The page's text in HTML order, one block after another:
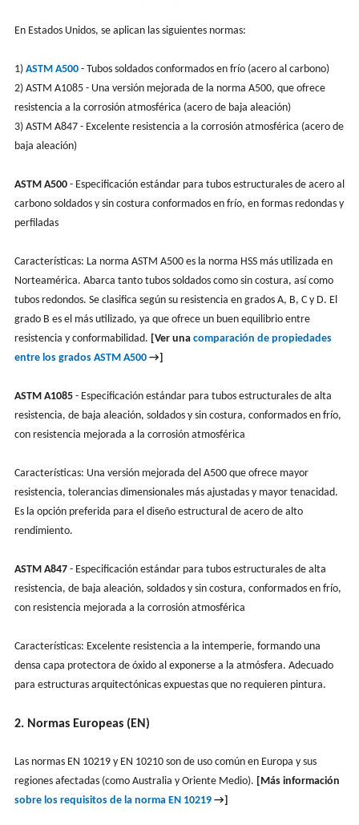
En Estados Unidos, se aplican las siguientes normas:
1) ASTM A500- Tubos soldados conformados en frío (acero al carbono)
2) ASTM A1085 - Una versión mejorada de la norma A500, que ofrece
resistencia a la corrosión atmosférica (acero de baja aleación)
3) ASTM A847 - Excelente resistencia a la corrosión atmosférica (acero de
baja aleación)
ASTM A500 - Especificación estándar para tubos estructurales de acero al
carbono soldados y sin costura conformados en frío, en formas redondas y
perfiladas
Características: La norma ASTM A500 es la norma HSS más utilizada en
Norteamérica. Abarca tanto tubos soldados como sin costura, así como
tubos redondos. Se clasifica según su resistencia en grados A, B, C y D. El
grado B es el más utilizado, ya que ofrece un buen equilibrio entre
resistencia y conformabilidad. [Ver una comparación de propiedades
entre los grados ASTM A500→]
ASTM A1085- Especificación estándar para tubos estructurales de alta
resistencia, de baja aleación, soldados y sin costura, conformados en frío,
con resistencia mejorada a la corrosión atmosférica
Características: Una versión mejorada del A500 que ofrece mayor
resistencia, tolerancias dimensionales más ajustadas y mayor tenacidad.
Es la opción preferida para el diseño estructural de acero de alto
rendimiento.
ASTM A847 - Especificación estándar para tubos estructurales de alta
resistencia, de baja aleación, soldados y sin costura, conformados en frío,
con resistencia mejorada a la corrosión atmosférica
Características: Excelente resistencia a la intemperie, formando una
densa capa protectora de óxido al exponerse a la atmósfera. Adecuado
para estructuras arquitectónicas expuestas que no requieren pintura.
2. Normas Europeas (EN)
Las normas EN 10219 y EN 10210 son de uso común en Europa y sus
regiones afectadas (como Australia y Oriente Medio). [Más información
sobre los requisitos de la norma EN 10219→]